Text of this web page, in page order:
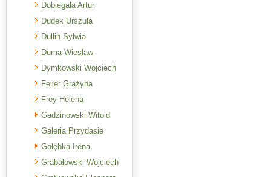
Dobiegała Artur
Dudek Urszula
Dullin Sylwia
Duma Wiesław
Dymkowski Wojciech
Feiler Grażyna
Frey Helena
Gadzinowski Witold
Galeria Przydasie
Gołębka Irena
Grabałowski Wojciech